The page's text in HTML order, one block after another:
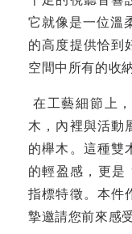
它就像是一位溫
的高度提供恰到
空間中所有的收
在工藝細節上
木，內裡與活動
的櫸木。這種雙
的輕盈感，更是
指標特徵。本件
摯邀請您前來感